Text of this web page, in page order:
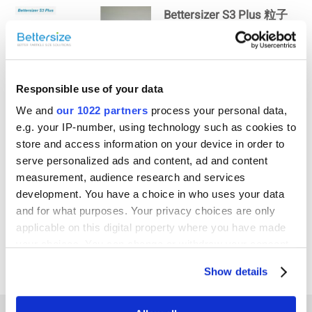
Responsible use of your data
We and our 1022 partners process your personal data,
e.g. your IP-number, using technology such as cookies to
store and access information on your device in order to
serve personalized ads and content, ad and content
measurement, audience research and services
development. You have a choice in who uses your data
and for what purposes. Your privacy choices are only
applicable on this digital property where you have made
Show details
Bettersizer S3 Plus 粒子
径・形状分析装置のデモ
ベタライザーS3プラスの
ご紹介｜粒子研究を更に
広げる
Bettersizer S3 Plus粒子
径・形状分析装置の基本
原理